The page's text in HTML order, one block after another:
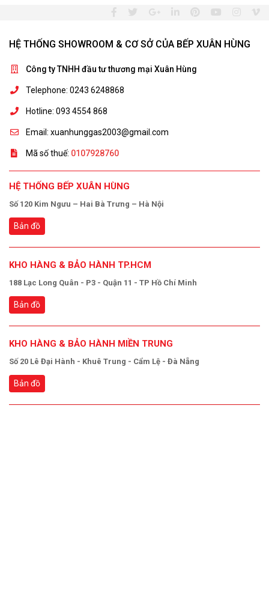
HỆ THỐNG SHOWROOM & CƠ SỞ CỦA BẾP XUÂN HÙNG
Công ty TNHH đầu tư thương mại Xuân Hùng
Telephone: 0243 6248868
Hotline: 093 4554 868
Email: xuanhunggas2003@gmail.com
Mã số thuế: 0107928760
HỆ THỐNG BẾP XUÂN HÙNG
Số 120 Kim Ngưu – Hai Bà Trưng – Hà Nội
Bản đồ
KHO HÀNG & BẢO HÀNH TP.HCM
188 Lạc Long Quân - P3 - Quận 11 - TP Hồ Chí Minh
Bản đồ
KHO HÀNG & BẢO HÀNH MIỀN TRUNG
Số 20 Lê Đại Hành - Khuê Trung - Cẩm Lệ - Đà Nẵng
Bản đồ